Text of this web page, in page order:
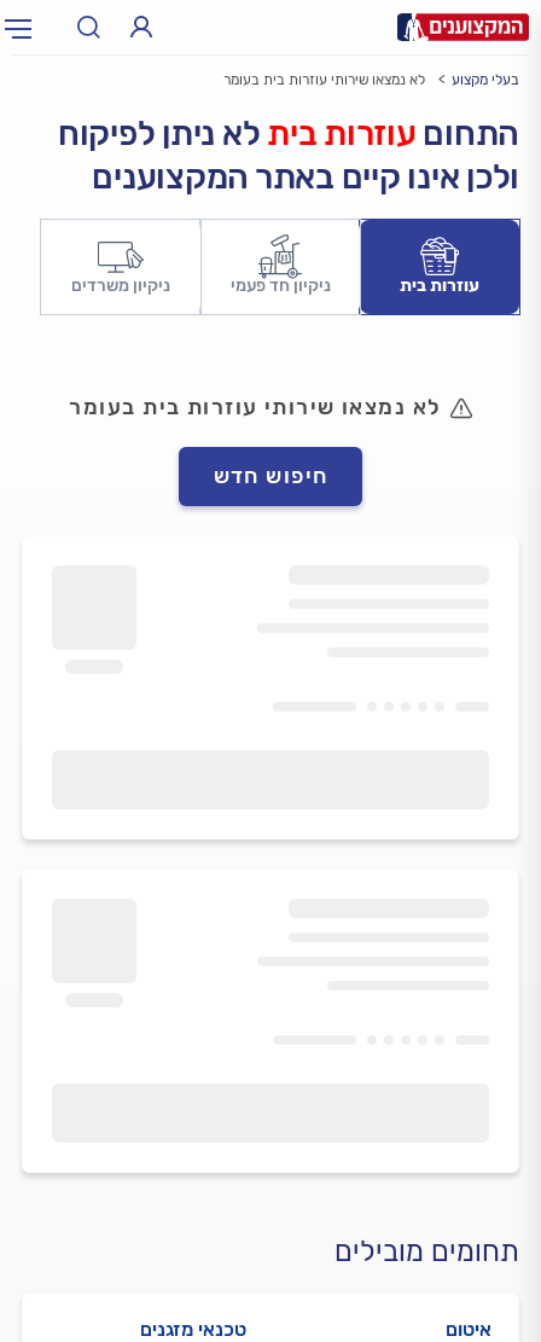
עירעיר: תל אביב, חיפה…
בעלי מקצוע לא נמצאו שירותי עוזרות בית בעומר
התחום עוזרות בית לא ניתן לפיקוח
ולכן אינו קיים באתר המקצוענים
עוזרות בית ניקיון חד פעמי ניקיון משרדים
לא נמצאו שירותי עוזרות בית בעומר
חיפוש חדש
תחומים מובילים
איטום טכנאי מזגנים